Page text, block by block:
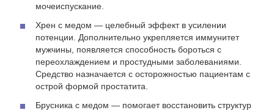
мочеиспускание.
Хрен с медом — целебный эффект в усилении
потенции. Дополнительно укрепляется иммунитет
мужчины, появляется способность бороться с
переохлаждением и простудными заболеваниями.
Средство назначается с осторожностью пациентам с
острой формой простатита.
Брусника с медом — помогает восстановить структур